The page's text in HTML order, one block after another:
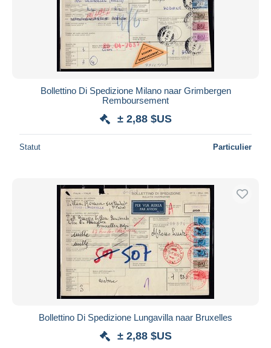
Bollettino Di Spedizione Milano naar Grimbergen
Remboursement
± 2,88 $US
Statut Particulier
Bollettino Di Spedizione Lungavilla naar Bruxelles
± 2,88 $US